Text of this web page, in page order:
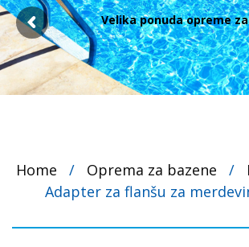
Velika ponuda opreme
Home / Oprema za bazene /
Adapter za flanšu za